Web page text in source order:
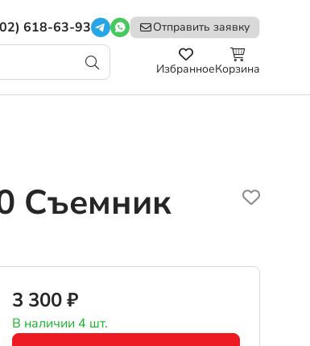
618-63-93 Отправить заявку
ИзбранноеКорзина
Съемник
3 300 ₽
В наличии 4 шт.